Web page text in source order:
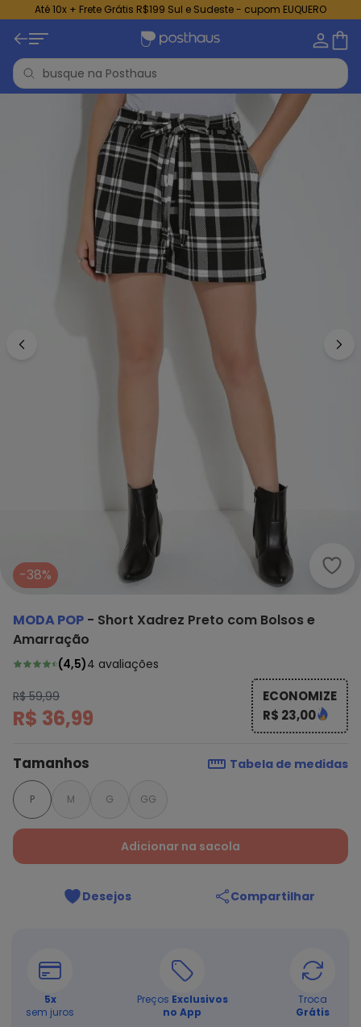
Até 10x + Frete Grátis R$199 Sul e Sudeste - cupom EUQUERO
-38%
MODA POP - Short Xadrez Preto com Bolsos e
Amarração
(4,5)4 avaliações
R$ 59,99
R$ 36,99
ECONOMIZE
R$ 23,00
Tamanhos Tabela de medidas
P M G GG
Adicionar na sacola
Desejos Compartilhar
5x
sem juros
Preços Exclusivos
no App
Troca
Grátis